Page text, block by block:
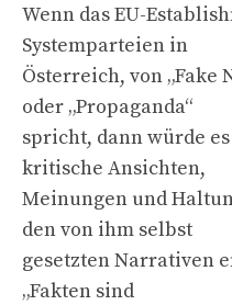
Wenn das EU-
Systemparteien in
Österreich, von „Fake
oder „Propaganda“
spricht, dann würde
kritische Ansichten,
Meinungen und
den von ihm selbst
gesetzten Narrativen
„Fakten sind